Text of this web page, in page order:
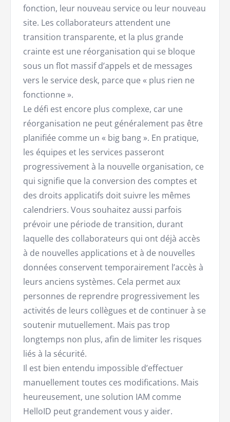
fonction, leur nouveau service ou leur nouveau
site. Les collaborateurs attendent une
transition transparente, et la plus grande
crainte est une réorganisation qui se bloque
sous un flot massif d’appels et de messages
vers le service desk, parce que « plus rien ne
fonctionne ».
Le défi est encore plus complexe, car une
réorganisation ne peut généralement pas être
planifiée comme un « big bang ». En pratique,
les équipes et les services passeront
progressivement à la nouvelle organisation, ce
qui signifie que la conversion des comptes et
des droits applicatifs doit suivre les mêmes
calendriers. Vous souhaitez aussi parfois
prévoir une période de transition, durant
laquelle des collaborateurs qui ont déjà accès
à de nouvelles applications et à de nouvelles
données conservent temporairement l’accès à
leurs anciens systèmes. Cela permet aux
personnes de reprendre progressivement les
activités de leurs collègues et de continuer à se
soutenir mutuellement. Mais pas trop
longtemps non plus, afin de limiter les risques
liés à la sécurité.
Il est bien entendu impossible d’effectuer
manuellement toutes ces modifications. Mais
heureusement, une solution IAM comme
HelloID peut grandement vous y aider.